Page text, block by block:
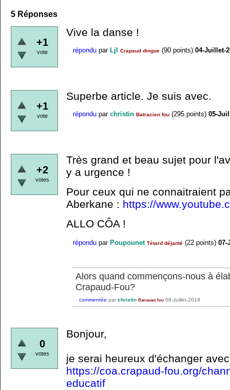
5 Réponses
+1
vote
Vive la danse !
répondu par Ljl Crapaud dingue (90 points) 04-Juillet-
+1
vote
Superbe article. Je suis avec.
répondu par christin Batracien fou (295 points) 05-
+2
votes
Très grand et beau sujet pour
y a urgence !
Pour ceux qui ne connaitraient
Aberkane : https://
ALLO CÔA !
répondu par Poupounet Tétard déjanté (22 points) 07-
Alors quand commençons-nous à
Crapaud-Fou?
commentée par christin Batracien fou 08-Juillet-2018
0
votes
Bonjour,
je serai heureux d'échanger
https://coa.crapaud-fou.org/
educatif